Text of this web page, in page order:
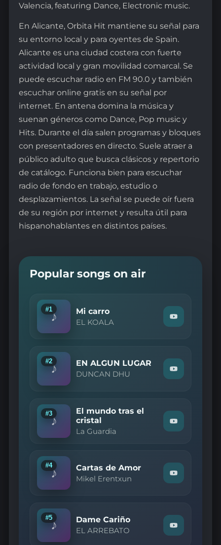
Valencia, featuring Dance, Electronic music.
En Alicante, Orbita Hit mantiene su señal para
su entorno local y para oyentes de Spain.
Alicante es una ciudad costera con fuerte
actividad local y gran movilidad comarcal. Se
puede escuchar radio en FM 90.0 y también
escuchar online gratis en su señal por
internet. En antena domina la música y
suenan géneros como Dance, Pop music y
Hits. Durante el día salen programas y bloques
con presentadores en directo. Suele atraer a
público adulto que busca clásicos y repertorio
de catálogo. Funciona bien para escuchar
radio de fondo en trabajo, estudio o
desplazamientos. La señal se puede oír fuera
de su región por internet y resulta útil para
hispanohablantes en distintos países.
Popular songs on air
♪
#1 Mi carro
EL KOALA
Watch
"EL
carro"
on
YouTube
♪
#2 EN ALGUN LUGAR
DUNCAN DHU
Watch
"DUNCAN
ALGUN
LUGAR"
♪
#3
El mundo tras el
cristal
La Guardia
Watch
"La
mundo
tras
♪
#4 Cartas de Amor
Mikel Erentxun
Watch
"Mikel
de
Amor"
♪
#5 Dame Cariño
EL ARREBATO
Watch
"EL